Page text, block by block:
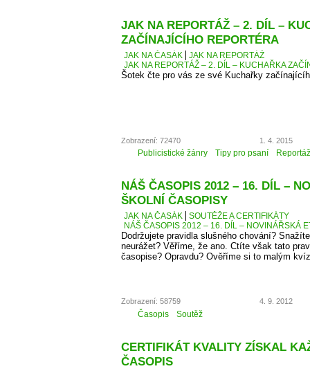
JAK NA REPORTÁŽ – 2. DÍL –
ZAČÍNAJÍCÍHO REPORTÉRA
JAK NA ČASÁK
JAK NA REPORTÁŽ
JAK NA REPORTÁŽ – 2. DÍL – KUCHAŘKA
Šotek čte pro vás ze své Kuchařky
Zobrazení: 72470 1. 4. 2015
Publicistické žánry Tipy pro psaní Reportáž
NÁŠ ČASOPIS 2012 – 16. DÍL –
ŠKOLNÍ ČASOPISY
JAK NA ČASÁK
SOUTĚŽE A CERTIFIKÁTY
NÁŠ ČASOPIS 2012 – 16. DÍL – NOVINÁŘSKÁ
Dodržujete pravidla slušného chování?
neurážet? Věříme, že ano. Ctíte však tato
časopise? Opravdu? Ověříme si to malým
Zobrazení: 58759 4. 9. 2012
Časopis Soutěž
CERTIFIKÁT KVALITY ZÍSKAL
ČASOPIS